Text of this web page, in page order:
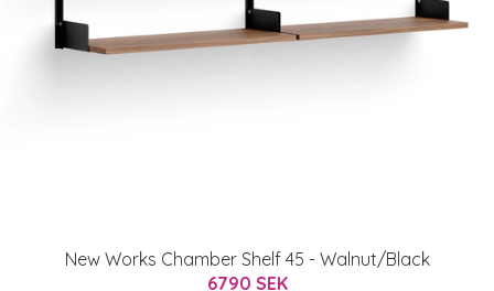
New Works Chamber Shelf 45 - Walnut/Black
6790 SEK